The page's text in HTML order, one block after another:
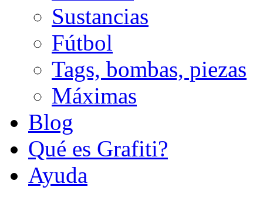
Sustancias
Fútbol
Tags, bombas, piezas
Máximas
Blog
Qué es Grafiti?
Ayuda